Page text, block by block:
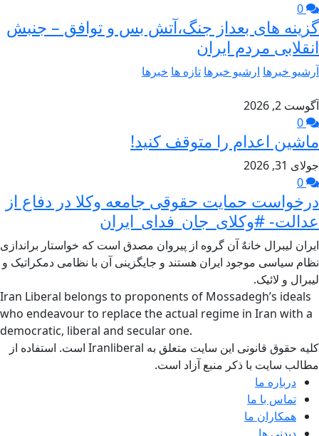
گزینه های بعداز جنگ،آتش بس و توافق – جنبش
انقلابی مردم ایران
آرشیو خبرها ارشیو خبرها تازه ها خبرها
آگوست 2, 2026
ماشین اعدام را متوقف کنید!
جولای 31, 2026
درخواست حمایت حقوقی جامعه وکلا در دفاع از
عدالت- #وکلای_جان_فدای_ایران
ایران لیبرال خانهٌ آن گروه از پیروان مصدق است که خواستار براندازی
نظام سیاسی موجود ایران هستند و جایگزینی آن با نظامی دمکراتیک و
لیبرال و لائیک.
Iran Liberal belongs to proponents of Mossadegh’s ideals
who endeavour to replace the actual regime in Iran with a
democratic, liberal and secular one.
کلیه حقوق قانونی این سایت متعلق به Iranliberal است. استفاده از
مطالب سایت با ذکر منبع آزاد است.
درباره ما
تماس با ما
همکاران ما